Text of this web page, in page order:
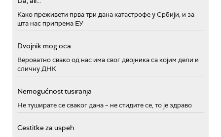
Како преживети прва три дана катастрофе у Србији, и за
шта нас припрема ЕУ
Dvojnik mog oca
Вероватно свако од нас има свог двојника са којим дели и
сличну ДНК
Nemogućnost tusiranja
Не туширате се сваког дана – не стидите се, то је здраво
Cestitke za uspeh